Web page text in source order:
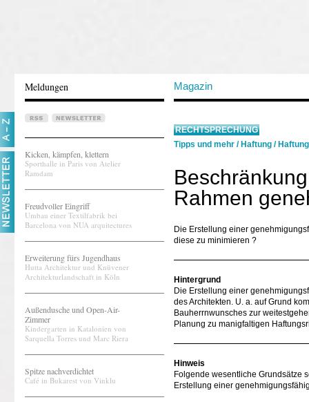
Meldungen Magazin
Kicken, kämpfen, klettern
Sporthalle in Paris von Atelier
Ramdam
Freudvoller Eingriff
Umbau einer Textilfabrik bei
Barcelona von NUA arquitectures
Erweiterung fürs Jugendhaus
Hutta Architektur und Knüvener
Architekturlandschaft in Köln
Außendusche und Open-Air-
Zimmer
Kindergarten in Katalonien von
Sarquella Torres und Marc Riera
Spitze nachverdichtet
Café in Bukarest von Vinklu
RECHTSPRECHUNG
Tipps und mehr / Haftung /
Rahmen
Die Erstellung einer
diese zu minimieren ?
Hintergrund
Die Erstellung einer
des Architekten. U. a. auf Grund
Bauherrnwunsches zur
Planung zu manigfaltigen
Hinweis
Folgende wesentliche Grundsätze
Erstellung einer